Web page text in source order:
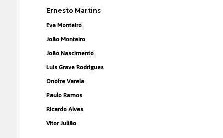
Ernesto Martins
Eva Monteiro
João Monteiro
João Nascimento
Luís Grave Rodrigues
Onofre Varela
Paulo Ramos
Ricardo Alves
Vítor Julião